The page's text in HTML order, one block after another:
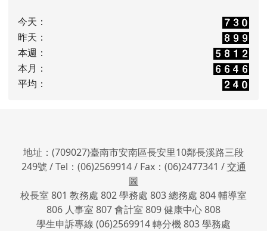
今天：
昨天：
本週：
本月：
平均：
地址：(709027)臺南市安南區長安里10鄰長溪路三段
249號 / Tel：(06)2569914 / Fax：(06)2477341 /交通
圖
校長室 801 教務處 802 學務處 803 總務處 804 輔導室
806 人事室 807 會計室 809 健康中心 808
學生申訴專線 (06)2569914 轉分機 803 學務處